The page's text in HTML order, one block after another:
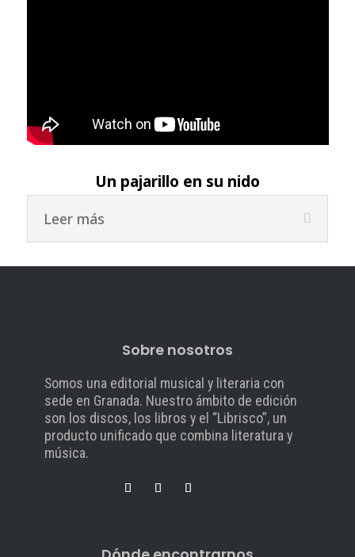
Un pajarillo en su nido
Leer más
Sobre nosotros
Somos una editorial musical y literaria con
sede en Granada. Nuestro ámbito de edición
son los discos, los libros y el “Librisco”, un
producto unificado que combina literatura y
música.